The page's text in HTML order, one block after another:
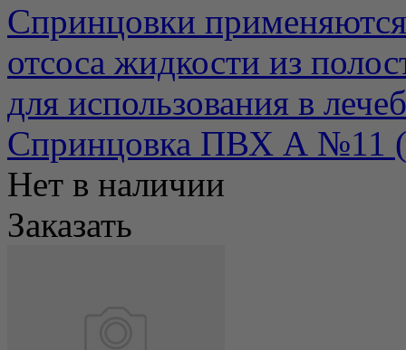
Спринцовки
отсоса жидкости из
для использования в
Спринцовка ПВХ А №11 (
Нет в наличии
Заказать